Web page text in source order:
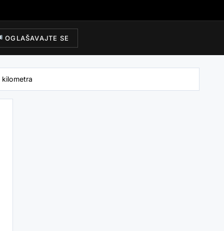
OGLAŠAVAJTE SE